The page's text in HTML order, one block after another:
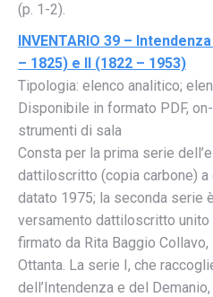
(p. 1-2).
INVENTARIO 39 –
– 1825) e II (1822 – 1953)
Tipologia: elenco analitico;
Disponibile in formato PDF,
strumenti di sala
Consta per la prima serie
dattiloscritto (copia carbone) a
datato 1975; la seconda serie
versamento dattiloscritto unito
firmato da Rita Baggio
Ottanta. La serie I, che
dell’Intendenza e del